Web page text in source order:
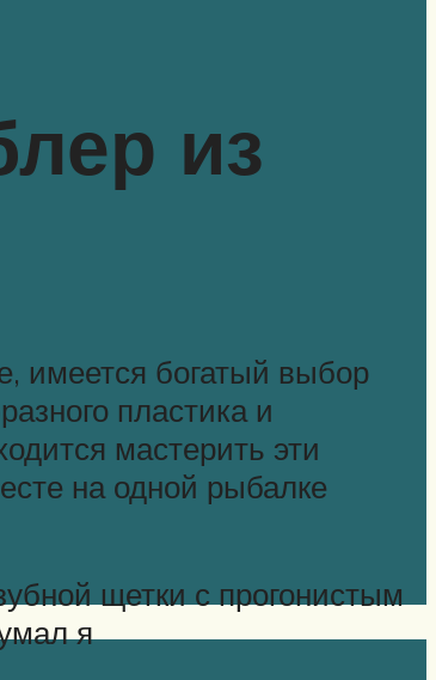
из
имеется богатый выбор
пластика и
мастерить эти
на одной рыбалке
щетки с прогонистым
я